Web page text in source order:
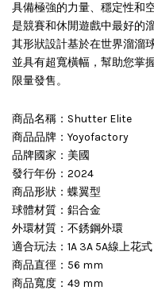
具備極強的力量、穩定性和
是競賽和休閒遊戲中最好的溜
其形狀設計基於在世界溜溜
並具有超寬橫幅，幫助您掌
限量發售。
商品名稱：Shutter Elite
商品品牌：Yoyofactory
品牌國家：美國
發行年份：2024
商品形狀：蝶翼型
球體材質：鋁合金
外環材質：不銹鋼外環
適合玩法：1A 3A 5A線上花式
商品直徑：56 mm
商品寬度：49 mm